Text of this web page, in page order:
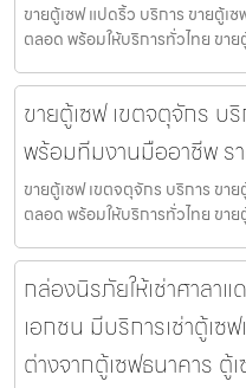
ขายตู้เซฟ แปดริ้ว บริการ ขายตู้
ตลอด พร้อมให้บริการทั่วไทย ขาย
ขายตู้เซฟ เขตจตุจักร บ
พร้อมทีมงานมืออาชีพ ร
ขายตู้เซฟ เขตจตุจักร บริการ ข
ตลอด พร้อมให้บริการทั่วไทย ขาย
กล่องนิรภัยให้เช่าศาลา
เอกชน มีบริการเช่าตู้เซ
ต่างจากตู้เซฟธนาคาร ตู้